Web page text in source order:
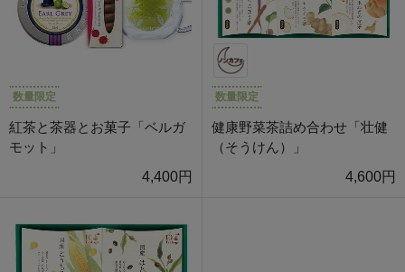
数量限定
紅茶と茶器とお菓子「ベルガ
モット」
4,400円
数量限定
健康野菜茶詰め合わせ「壮健
（そうけん）」
4,600円